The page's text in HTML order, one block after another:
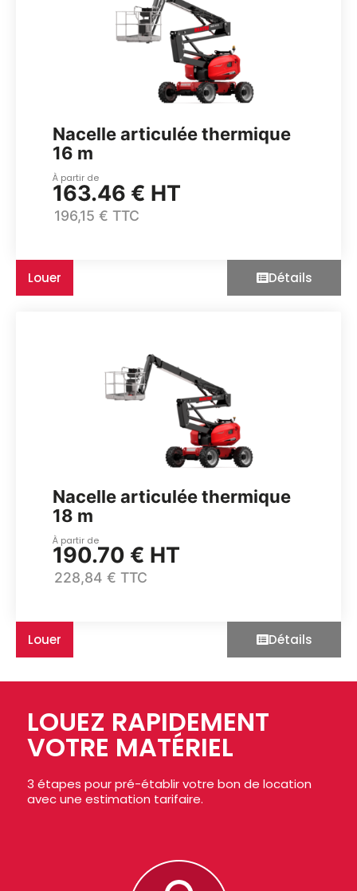
Nacelle articulée thermique
16 m
À partir de
163.46 € HT
196,15 € TTC
Louer Détails
Nacelle articulée thermique
18 m
À partir de
190.70 € HT
228,84 € TTC
Louer Détails
LOUEZ RAPIDEMENT
VOTRE MATÉRIEL
3 étapes pour pré-établir votre bon de location
avec une estimation tarifaire.